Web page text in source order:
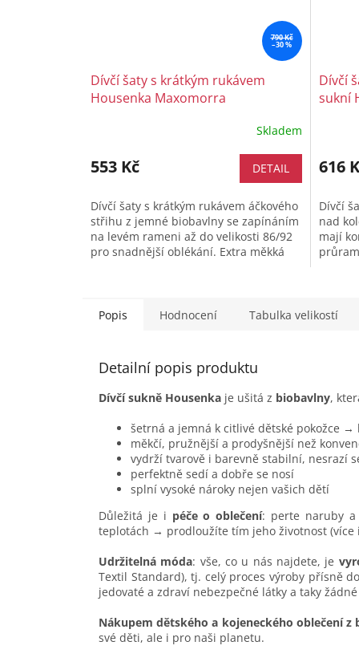
790 Kč
–30 %
Dívčí šaty s krátkým rukávem
Housenka Maxomorra
Skladem
553 Kč DETAIL
Dívčí šaty s krátkým rukávem áčkového
střihu z jemné biobavlny se zapínáním
na levém rameni až do velikosti 86/92
pro snadnější oblékání. Extra měkká
Dívčí
sukní
616
Dívčí
nad
mají
Popis Hodnocení Tabulka velikostí
Detailní popis produktu
Dívčí sukně Housenka je ušitá z biobavlny,
šetrná a jemná k citlivé dětské pokožce
měkčí, pružnější a prodyšnější než
vydrží tvarově i barevně stabilní, nesrazí
perfektně sedí a dobře se nosí
splní vysoké nároky nejen vašich dětí
Důležitá je i péče o oblečení: perte naruby a
teplotách → prodloužíte tím jeho životnost (více
Udržitelná móda: vše, co u nás najdete, je
Textil Standard), tj. celý proces výroby přísně
jedovaté a zdraví nebezpečné látky a taky
Nákupem dětského a kojeneckého oblečení z
své děti, ale i pro naši planetu.